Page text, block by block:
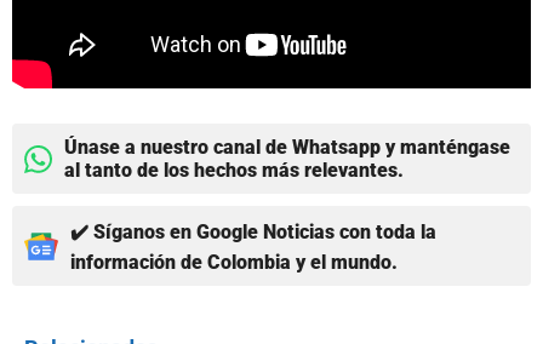
Únase a nuestro canal de Whatsapp y manténgase
al tanto de los hechos más relevantes.
✔️ Síganos en Google Noticias con toda la
información de Colombia y el mundo.